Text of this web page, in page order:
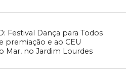
Festival Dança para Todos
premiação e ao CEU
Mar, no Jardim Lourdes